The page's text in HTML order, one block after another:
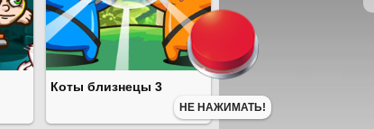
Коты близнецы 3
НЕ НАЖИМАТЬ!